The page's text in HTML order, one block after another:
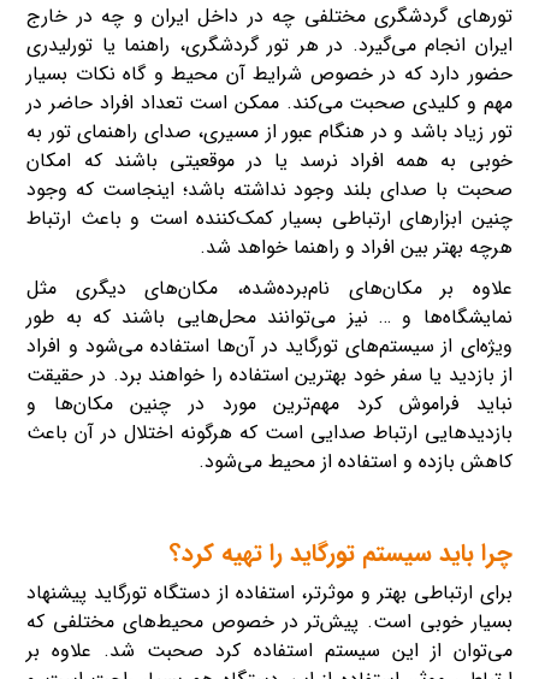
تورهای گردشگری مختلفی چه در داخل ایران و چه در خارج
ایران انجام می‌گیرد. در هر تور گردشگری، راهنما یا تورلیدری
حضور دارد که در خصوص شرایط آن محیط و گاه نکات بسیار
مهم و کلیدی صحبت می‌کند. ممکن است تعداد افراد حاضر در
تور زیاد باشد و در هنگام عبور از مسیری، صدای راهنمای تور به
خوبی به همه افراد نرسد یا در موقعیتی باشند که امکان
صحبت با صدای بلند وجود نداشته باشد؛ اینجاست که وجود
چنین ابزارهای ارتباطی بسیار کمک‌‌کننده است و باعث ارتباط
هرچه بهتر بین افراد و راهنما خواهد شد.
علاوه بر مکان‌های نام‌برده‌شده، مکان‌های دیگری مثل
نمایشگاه‌ها و … نیز می‌توانند محل‌هایی باشند که به طور
ویژه‌ای از سیستم‌های تورگاید در آن‌ها استفاده می‌شود و افراد
از بازدید یا سفر خود بهترین استفاده را خواهند برد. در حقیقت
نباید فراموش کرد مهم‌ترین مورد در چنین مکان‌ها و
بازدیدهایی ارتباط صدایی است که هرگونه اختلال در آن باعث
کاهش بازده و استفاده از محیط می‌شود.
چرا باید سیستم تورگاید را تهیه کرد؟
برای ارتباطی بهتر و موثرتر، استفاده از دستگاه تورگاید پیشنهاد
بسیار خوبی است. پیش‌تر در خصوص محیط‌های مختلفی که
می‌توان از این سیستم استفاده کرد صحبت شد. علاوه بر